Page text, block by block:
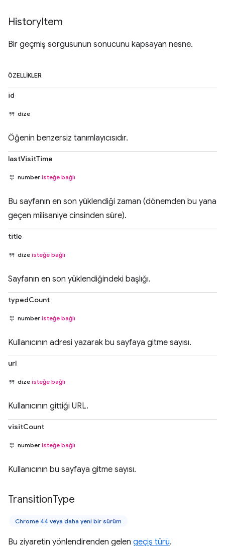
HistoryItem
Bir geçmiş sorgusunun sonucunu kapsayan nesne.
ÖZELLIKLER
id
dize
Öğenin benzersiz tanımlayıcısıdır.
lastVisitTime
number isteğe bağlı
Bu sayfanın en son yüklendiği zaman (dönemden bu yana
geçen milisaniye cinsinden süre).
title
dize isteğe bağlı
Sayfanın en son yüklendiğindeki başlığı.
typedCount
number isteğe bağlı
Kullanıcının adresi yazarak bu sayfaya gitme sayısı.
url
dize isteğe bağlı
Kullanıcının gittiği URL.
visitCount
number isteğe bağlı
Kullanıcının bu sayfaya gitme sayısı.
TransitionType
Chrome 44 veya daha yeni bir sürüm
Bu ziyaretin yönlendirenden gelen geçiş türü.